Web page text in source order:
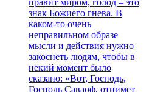
знак Божиего гнева. В
каком-то очень
неправильном образе
мысли и действия нужно
закоснеть людям, чтобы в
некий момент было
сказано: «Вот, Господь,
Господь Саваоф, отнимет